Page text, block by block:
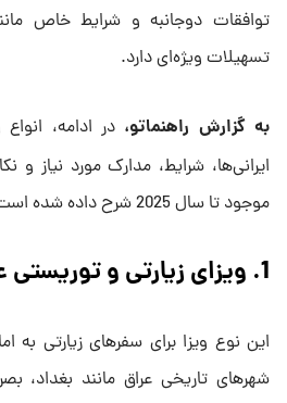
توافقات دوجانبه و شرایط خاص
تسهیلات ویژه‌ای دارد.
به گزارش راهنماتو، در ادامه،
ایرانی‌ها، شرایط، مدارک مورد نیاز
موجود تا سال 2025 شرح داده شده است.
1. ویزای زیارتی و توریستی عراق
این نوع ویزا برای سفرهای زیارتی
شهرهای تاریخی عراق مانند